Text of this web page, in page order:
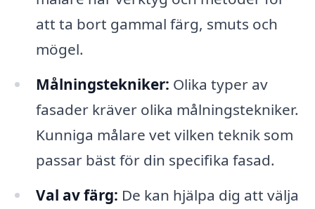
att ta bort gammal färg, smuts och
mögel.
Målningstekniker: Olika typer av
fasader kräver olika målningstekniker.
Kunniga målare vet vilken teknik som
passar bäst för din specifika fasad.
Val av färg: De kan hjälpa dig att välja